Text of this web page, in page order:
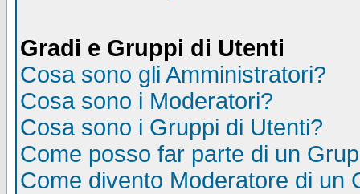
Gradi e Gruppi di Utenti
Cosa sono gli Amministratori?
Cosa sono i Moderatori?
Cosa sono i Gruppi di Utenti?
Come posso far parte di un
Come divento Moderatore di un